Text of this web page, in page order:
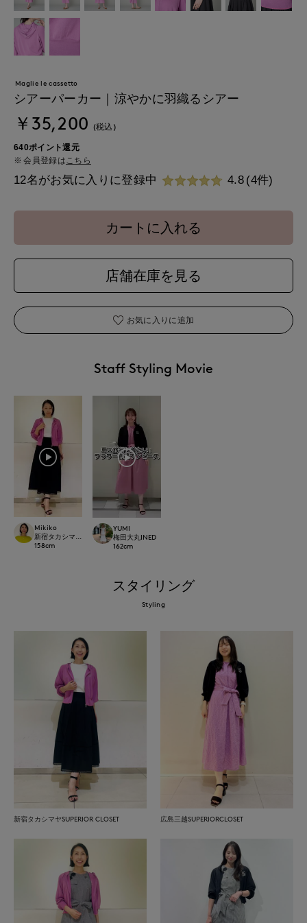
Maglie le cassetto
シアーパーカー｜涼やかに羽織るシアー
￥35,200 (税込)
640ポイント還元
会員登録は こちら
12名がお気に入りに登録中 4.8 (4件)
カートに入れる
店舗在庫を見る
お気に入りに追加
Staff Styling Movie
Mikiko
新宿タカシマヤSUPERIOR CLOSET
158cm
YUMI
梅田大丸INED
162cm
スタイリング
Styling
新宿タカシマヤSUPERIOR CLOSET 広島三越SUPERIORCLOSET